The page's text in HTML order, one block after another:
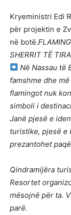
Kryeministri Edi
për projektin e
në botë.
SHERRIT TË
Në Nassau të
famshme dhe
flamingot nuk
simboli i
Janë pjesë e
turistike, pjesë e
prezantohet
Qindramijëra
Resortet
mësojnë për ta.
parë.